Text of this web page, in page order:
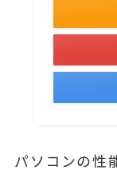
パソコンの性